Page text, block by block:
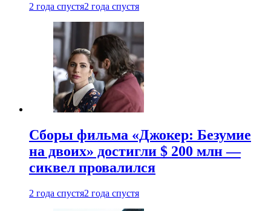
2 года спустя2 года спустя
Сборы фильма «Джокер: Безумие
на двоих» достигли $ 200 млн —
сиквел провалился
2 года спустя2 года спустя